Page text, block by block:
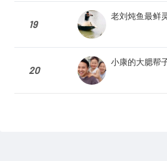
19
老刘炖鱼最鲜
20
小康的大腮帮